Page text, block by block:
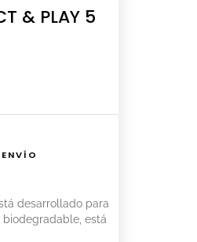
& PLAY 5
desarrollado para
biodegradable, está